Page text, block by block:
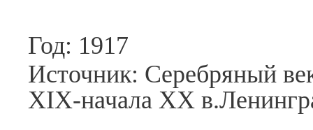
Год: 1917
Источник: Серебряный
XIX-начала XX